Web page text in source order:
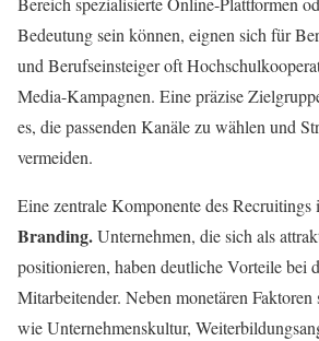
Bedeutung sein können, eignen sich für
und Berufseinsteiger oft
Media-Kampagnen. Eine präzise
es, die passenden Kanäle zu wählen und
vermeiden.
Eine zentrale Komponente des Recruitings
Branding.Unternehmen, die sich als
positionieren, haben deutliche Vorteile bei
Mitarbeitender. Neben monetären
wie Unternehmenskultur,